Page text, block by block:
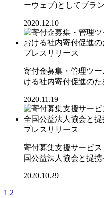
ーウェブ)としてブラ
2020.12.10
プレスリリース
寄付金募集・管理ツ
ける社内寄付促進の
2020.11.19
プレスリリース
寄付募集支援サービス
国公益法人協会と提携
2020.10.29
1 2